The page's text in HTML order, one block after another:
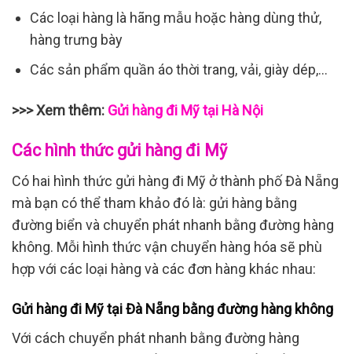
Các loại hàng là hãng mẫu hoặc hàng dùng thử,
hàng trưng bày
Các sản phẩm quần áo thời trang, vải, giày dép,…
>>> Xem thêm: Gửi hàng đi Mỹ tại Hà Nội
Các hình thức gửi hàng đi Mỹ
Có hai hình thức gửi hàng đi Mỹ ở thành phố Đà Nẵng
mà bạn có thể tham khảo đó là: gửi hàng bằng
đường biển và chuyển phát nhanh bằng đường hàng
không. Mỗi hình thức vận chuyển hàng hóa sẽ phù
hợp với các loại hàng và các đơn hàng khác nhau:
Gửi hàng đi Mỹ tại Đà Nẵng bằng đường hàng không
Với cách chuyển phát nhanh bằng đường hàng